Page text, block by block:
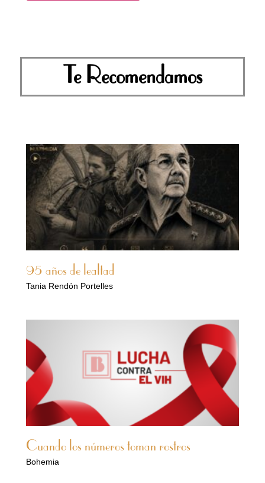
Te Recomendamos
95 años de lealtad
Tania Rendón Portelles
Cuando los números toman rostros
Bohemia